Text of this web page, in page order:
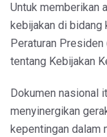
Untuk memberikan
kebijakan di bidang
Peraturan
tentang Kebijakan
Dokumen nasional
menyinergikan
kepentingan dalam